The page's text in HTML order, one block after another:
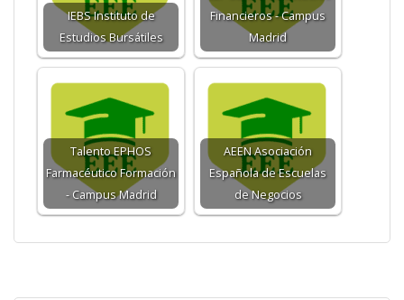
IEBS Instituto de
Estudios Bursátiles
Financieros - Campus
Madrid
Talento EPHOS
Farmacéutico Formación
- Campus Madrid
AEEN Asociación
Española de Escuelas
de Negocios